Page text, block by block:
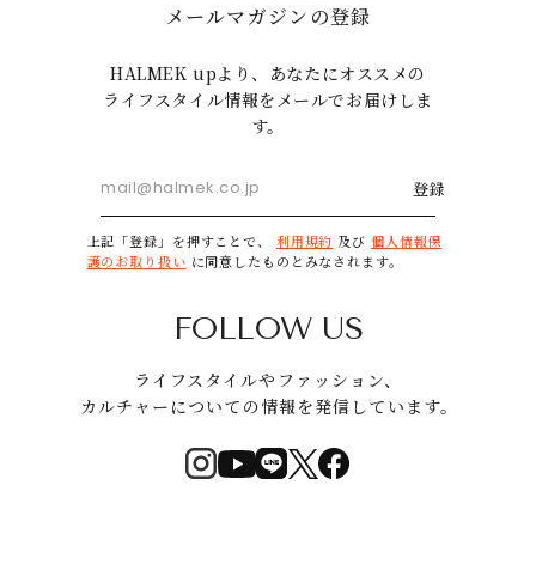
メールマガジンの登録
HALMEK upより、あなたにオススメの
ライフスタイル情報をメールでお届けしま
す。
登録
上記「登録」を押すことで、 利用規約 及び 個人情報保
護のお取り扱い に同意したものとみなされます。
FOLLOW US
ライフスタイルやファッション、
カルチャーについての情報を発信しています。